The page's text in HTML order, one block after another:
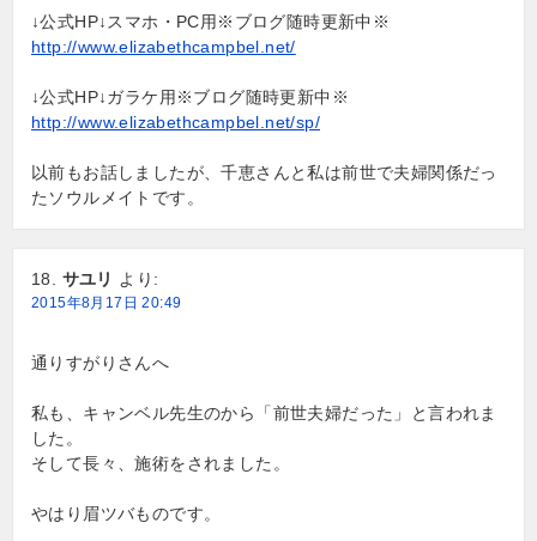
↓公式HP↓スマホ・PC用※ブログ随時更新中※
http://www.elizabethcampbel.net/
↓公式HP↓ガラケ用※ブログ随時更新中※
http://www.elizabethcampbel.net/sp/
以前もお話しましたが、千恵さんと私は前世で夫婦関係だっ
たソウルメイトです。
サユリ より:
2015年8月17日 20:49
通りすがりさんへ
私も、キャンベル先生のから「前世夫婦だった」と言われま
した。
そして長々、施術をされました。
やはり眉ツバものです。